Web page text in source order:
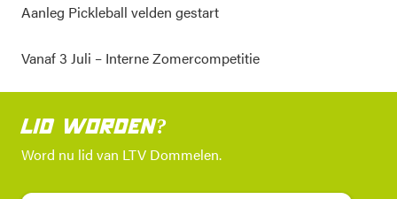
Aanleg Pickleball velden gestart
Vanaf 3 Juli – Interne Zomercompetitie
LID WORDEN?
Word nu lid van LTV Dommelen.